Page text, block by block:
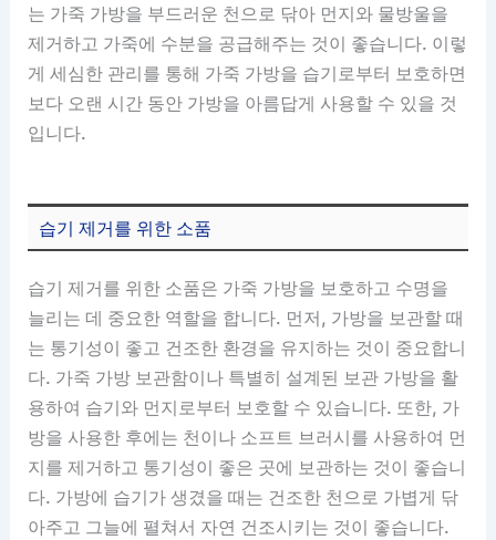
는 가죽 가방을 부드러운 천으로 닦아 먼지와 물방울을
제거하고 가죽에 수분을 공급해주는 것이 좋습니다. 이렇
게 세심한 관리를 통해 가죽 가방을 습기로부터 보호하면
보다 오랜 시간 동안 가방을 아름답게 사용할 수 있을 것
입니다.
습기 제거를 위한 소품
습기 제거를 위한 소품은 가죽 가방을 보호하고 수명을
늘리는 데 중요한 역할을 합니다. 먼저, 가방을 보관할 때
는 통기성이 좋고 건조한 환경을 유지하는 것이 중요합니
다. 가죽 가방 보관함이나 특별히 설계된 보관 가방을 활
용하여 습기와 먼지로부터 보호할 수 있습니다. 또한, 가
방을 사용한 후에는 천이나 소프트 브러시를 사용하여 먼
지를 제거하고 통기성이 좋은 곳에 보관하는 것이 좋습니
다. 가방에 습기가 생겼을 때는 건조한 천으로 가볍게 닦
아주고 그늘에 펼쳐서 자연 건조시키는 것이 좋습니다.